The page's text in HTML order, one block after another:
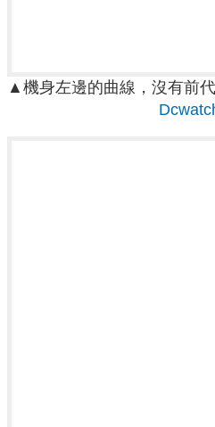
▲機身左邊的曲線，沒有前代